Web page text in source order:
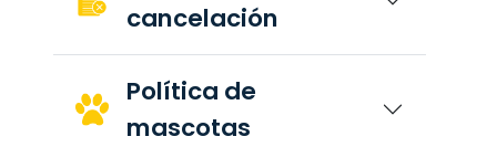
cancelación
Política de
mascotas